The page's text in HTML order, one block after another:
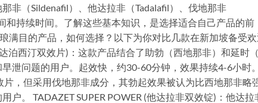
非（Sildenafil）、他达拉非（Tadalafil）、伐地那非
和持续时间。了解这些基本知识，是选择适合自己产品的前
满目的产品，如何选择？以下为你对比几款在新加坡备受
泊西汀双效片)：这款产品结合了助勃（西地那非）和延时
泄问题的用户。起效快，约30-60分钟，效果持续4-6小时
，但采用伐地那非成分，其勃起效果被认为比西地那非略
户。 TADAZET SUPER POWER (他达拉非双效锭)：他达拉